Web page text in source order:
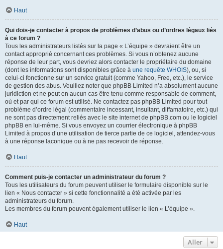
Haut
Qui dois-je contacter à propos de problèmes d’abus ou d’ordres légaux liés
à ce forum ?
Tous les administrateurs listés sur la page « L’équipe » devraient être un
contact approprié concernant ces problèmes. Si vous n’obtenez aucune
réponse de leur part, vous devriez alors contacter le propriétaire du domaine
(dont les informations sont disponibles grâce à une requête WHOIS), ou, si
celui-ci fonctionne sur un service gratuit (comme Yahoo, Free, etc.), le service
de gestion des abus. Veuillez noter que phpBB Limited n’a absolument aucune
juridiction et ne peut en aucun cas être tenu comme responsable de comment,
où et par qui ce forum est utilisé. Ne contactez pas phpBB Limited pour tout
problème d’ordre légal (commentaire incessant, insultant, diffamatoire, etc.) qui
ne sont pas directement reliés avec le site internet de phpBB.com ou le logiciel
phpBB en lui-même. Si vous envoyez un courrier électronique à phpBB
Limited à propos d’une utilisation de tierce partie de ce logiciel, attendez-vous
à une réponse laconique ou à ne pas recevoir de réponse.
Haut
Comment puis-je contacter un administrateur du forum ?
Tous les utilisateurs du forum peuvent utiliser le formulaire disponible sur le
lien « Nous contacter » si cette fonctionnalité a été activée par les
administrateurs du forum.
Les membres du forum peuvent également utiliser le lien « L’équipe ».
Haut
Aller